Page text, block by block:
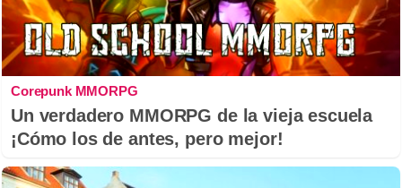
Corepunk MMORPG
Un verdadero MMORPG de la vieja escuela
¡Cómo los de antes, pero mejor!